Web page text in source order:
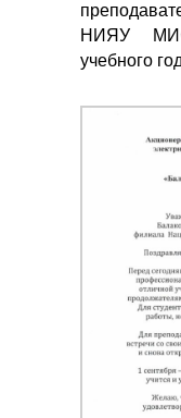
НИЯУ
учебного